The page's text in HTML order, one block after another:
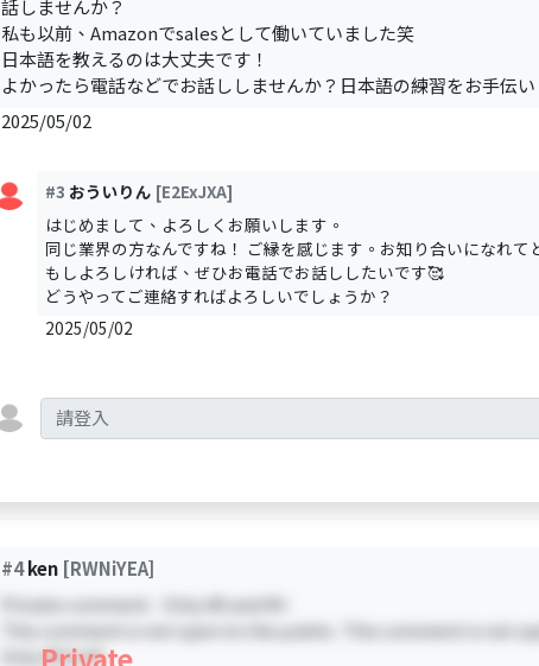
話しませんか？
私も以前、Amazonでsalesとして働いていました笑
日本語を教えるのは大丈夫です！
よかったら電話などでお話ししませんか？日本語の練習をお手伝
2025/05/02
#3 おういりん [E2ExJXA]
はじめまして、よろしくお願いします。
同じ業界の方なんですね！ ご縁を感じます。お知り合いになれて
もしよろしければ、ぜひお電話でお話ししたいです🥰
どうやってご連絡すればよろしいでしょうか？
2025/05/02
#4ken [RWNiYEA]
Private comment - Only #0 and #4 -
This comment is not open to the public. This comment is not
Only #0 & #4
Private